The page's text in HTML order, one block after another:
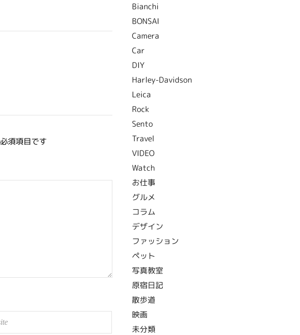
須項目です
Bianchi
BONSAI
Camera
Car
DIY
Harley-Davidson
Leica
Rock
Sento
Travel
VIDEO
Watch
お仕事
グルメ
コラム
デザイン
ファッション
ペット
写真教室
原宿日記
散歩道
映画
未分類